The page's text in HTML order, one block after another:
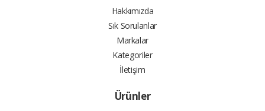
Hakkımızda
Sık Sorulanlar
Markalar
Kategoriler
İletişim
Ürünler